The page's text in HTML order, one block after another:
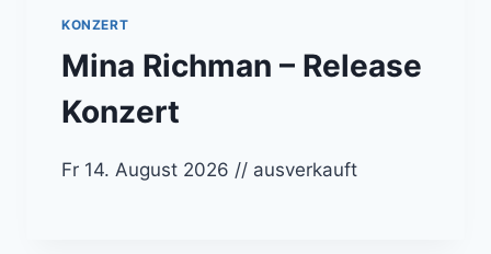
KONZERT
Mina Richman – Release
Konzert
Fr 14. August 2026 // ausverkauft